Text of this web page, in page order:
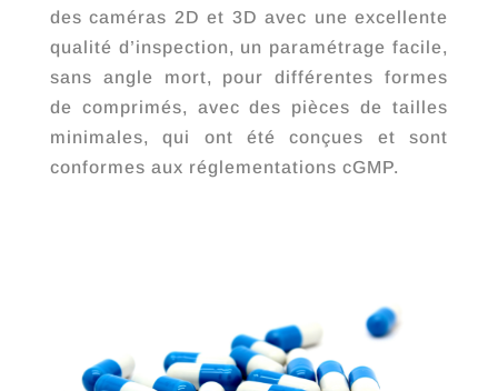
des caméras 2D et 3D avec une excellente
qualité d’inspection, un paramétrage facile,
sans angle mort, pour différentes formes
de comprimés, avec des pièces de tailles
minimales, qui ont été conçues et sont
conformes aux réglementations cGMP.